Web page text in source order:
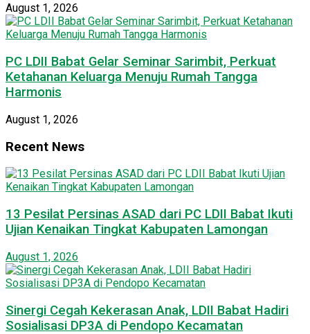
August 1, 2026
PC LDII Babat Gelar Seminar Sarimbit, Perkuat
Ketahanan Keluarga Menuju Rumah Tangga
Harmonis
August 1, 2026
Recent News
13 Pesilat Persinas ASAD dari PC LDII Babat Ikuti
Ujian Kenaikan Tingkat Kabupaten Lamongan
August 1, 2026
Sinergi Cegah Kekerasan Anak, LDII Babat Hadiri
Sosialisasi DP3A di Pendopo Kecamatan